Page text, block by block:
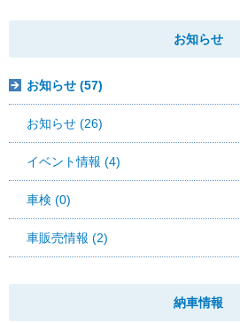
お知らせ
お知らせ (57)
お知らせ (26)
イベント情報 (4)
車検 (0)
車販売情報 (2)
納車情報